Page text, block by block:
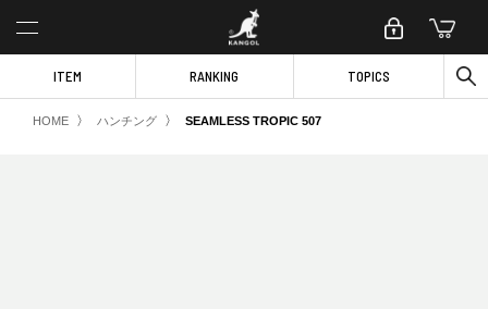
ITEM RANKING TOPICS
HOME 〉 ハンチング 〉 SEAMLESS TROPIC 507